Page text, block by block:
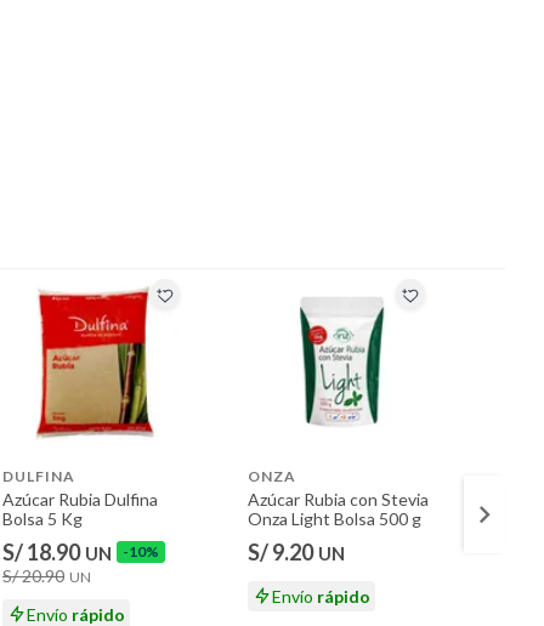
DULFINA
Azúcar Rubia Dulfina
Bolsa 5 Kg
S/ 18.90 UN -10%
S/ 20.90 UN
Envío rápido
ONZA
Azúcar Rubia con Stevia
Onza Light Bolsa 500 g
S/ 9.20 UN
Envío rápido